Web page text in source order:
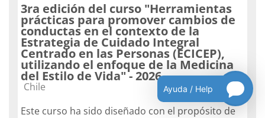
3ra edición del curso "Herramientas
prácticas para promover cambios de
conductas en el contexto de la
Estrategia de Cuidado Integral
Centrado en las Personas (ECICEP),
utilizando el enfoque de la Medicina
del Estilo de Vida" - 2026
Categoría de cursos
Chile
Este curso ha sido diseñado con el propósito de
Ayuda / Help